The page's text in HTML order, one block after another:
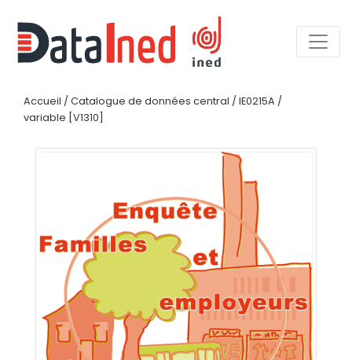
Accueil / Catalogue de données central / IE0215A /
variable [V1310]